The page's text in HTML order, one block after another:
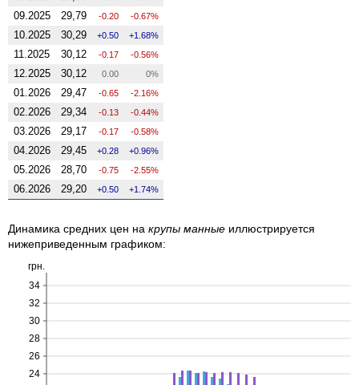
09.2025 29,79 -0.20 -0.67%
10.2025 30,29 0.50 1.68%
11.2025 30,12 -0.17 -0.56%
12.2025 30,12 0.00 0%
01.2026 29,47 -0.65 -2.16%
02.2026 29,34 -0.13 -0.44%
03.2026 29,17 -0.17 -0.58%
04.2026 29,45 0.28 0.96%
05.2026 28,70 -0.75 -2.55%
06.2026 29,20 0.50 1.74%
Динамика средних цен на крупы манные иллюстрируется
нижеприведенным графиком:
24
26
28
30
32
34
грн.